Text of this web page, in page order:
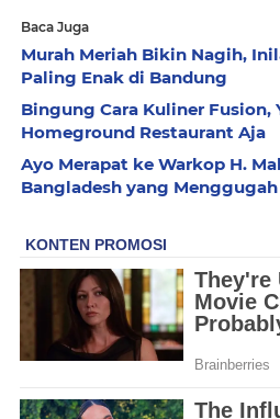
Baca Juga
Murah Meriah Bikin Nagih,
Paling Enak di Bandung
Bingung Cara Kuliner Fusion,
Homeground Restaurant Aja
Ayo Merapat ke Warkop H.
Bangladesh yang Menggugah